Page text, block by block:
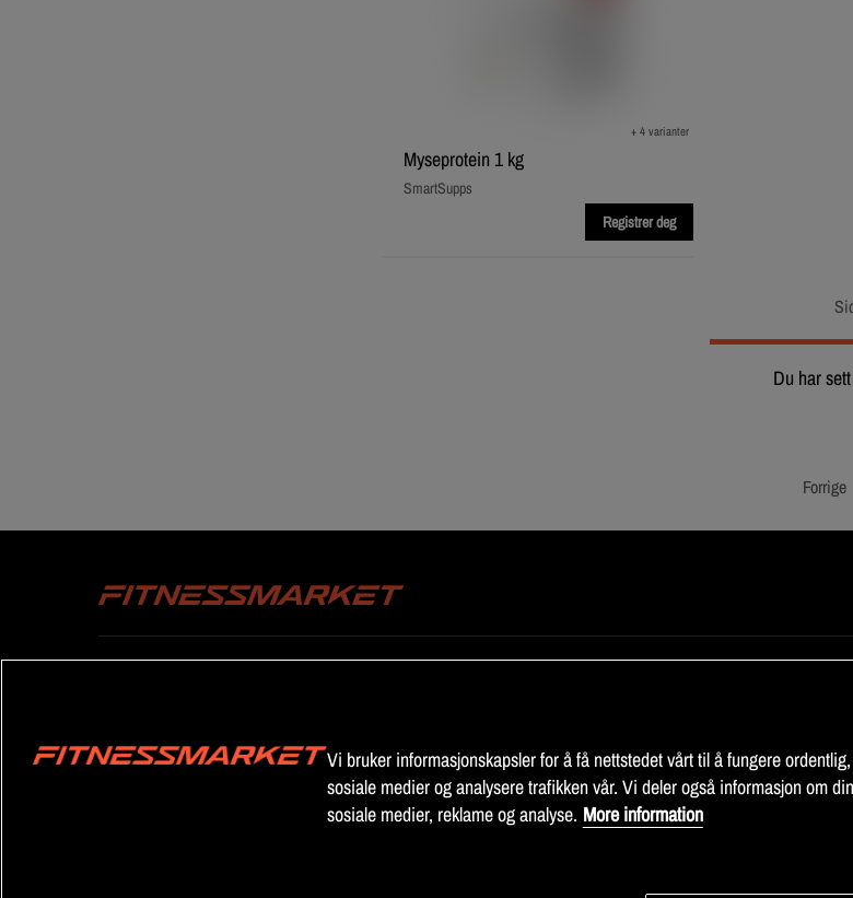
Myseprotein 1 kg
+ 4 varianter
SmartSupps
Registrer deg
Du har
Forrige
Reklamasjon
Databeskyttelsesinformasjon
Cookiepolicy
Cookieinnstillinger
Sitemap
Vi bruker informasjonskapsler for å få nettstedet vårt til å fungere
sosiale medier og analysere trafikken vår. Vi deler også informasjon om
sosiale medier, reklame og analyse. More information